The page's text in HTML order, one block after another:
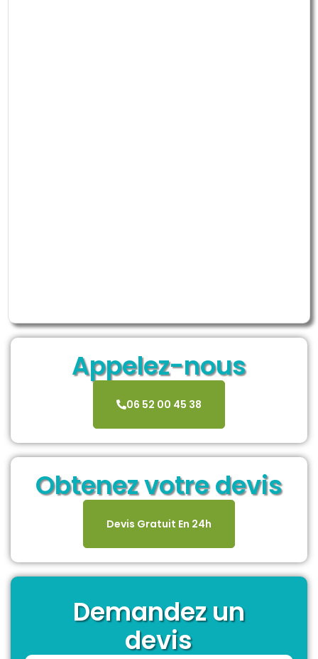
Appelez-nous
06 52 00 45 38
Obtenez votre devis
Devis Gratuit En 24h
Demandez un
devis